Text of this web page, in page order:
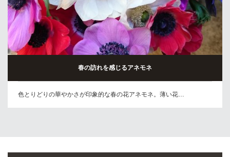
春の訪れを感じるアネモネ
色とりどりの華やかさが印象的な春の花アネモネ。薄い花…